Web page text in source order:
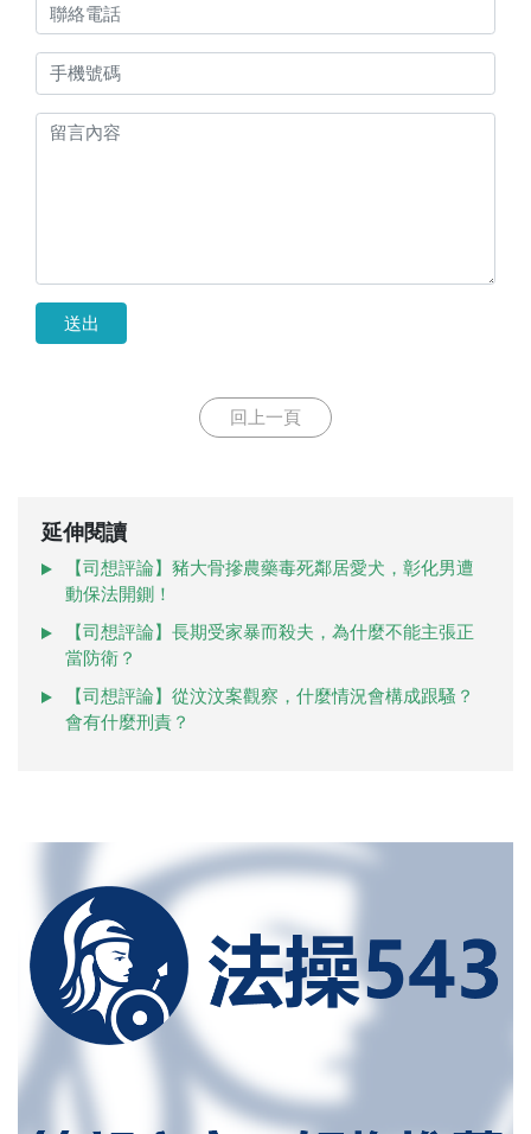
送出
回上一頁
延伸閱讀
【司想評論】豬大骨摻農藥毒死鄰居愛犬，彰化男遭
動保法開鍘！
【司想評論】長期受家暴而殺夫，為什麼不能主張正
當防衛？
【司想評論】從汶汶案觀察，什麼情況會構成跟騷？
會有什麼刑責？